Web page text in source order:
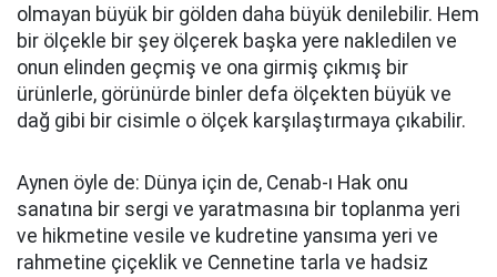
olmayan büyük bir gölden daha büyük denilebilir. Hem
bir ölçekle bir şey ölçerek başka yere nakledilen ve
onun elinden geçmiş ve ona girmiş çıkmış bir
ürünlerle, görünürde binler defa ölçekten büyük ve
dağ gibi bir cisimle o ölçek karşılaştırmaya çıkabilir.
Aynen öyle de: Dünya için de, Cenab-ı Hak onu
sanatına bir sergi ve yaratmasına bir toplanma yeri
ve hikmetine vesile ve kudretine yansıma yeri ve
rahmetine çiçeklik ve Cennetine tarla ve hadsiz